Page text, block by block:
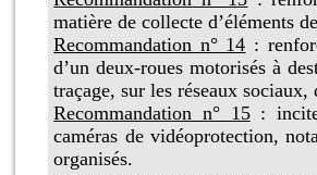
matière de collecte d’éléments
Recommandation n° 14 :
d’un deux-roues motorisés à
traçage, sur les réseaux
Recommandation n° 15 :
caméras de vidéoprotection,
organisés.